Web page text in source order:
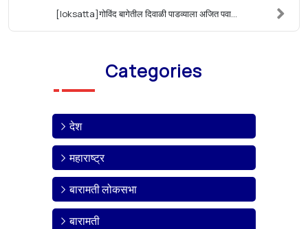
[loksatta]गोविंद बागेतील दिवाळी पाडव्याला अजित पवा...
Categories
देश
महाराष्ट्र
बारामती लोकसभा
बारामती